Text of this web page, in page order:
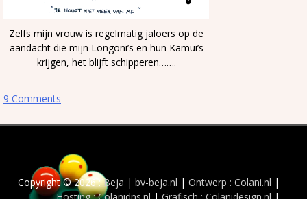
Zelfs mijn vrouw is regelmatig jaloers op de
aandacht die mijn Longoni’s en hun Kamui’s
krijgen, het blijft schipperen…….
9 Comments
Copyright © 2026 :Beja | bv-beja.nl | Ontwerp : Colani.nl |